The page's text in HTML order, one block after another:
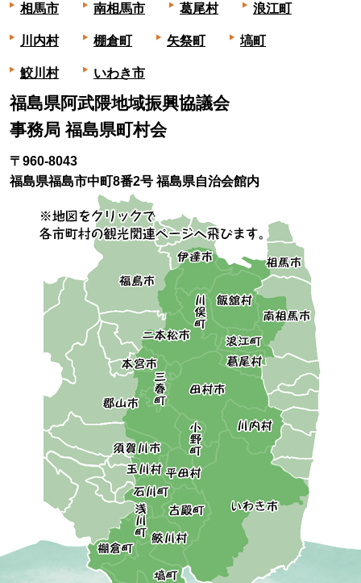
相馬市 南相馬市 葛尾村 浪江町
川内村 棚倉町 矢祭町 塙町
鮫川村 いわき市
福島県阿武隈地域振興協議会
事務局 福島県町村会
〒960-8043
福島県福島市中町8番2号 福島県自治会館内